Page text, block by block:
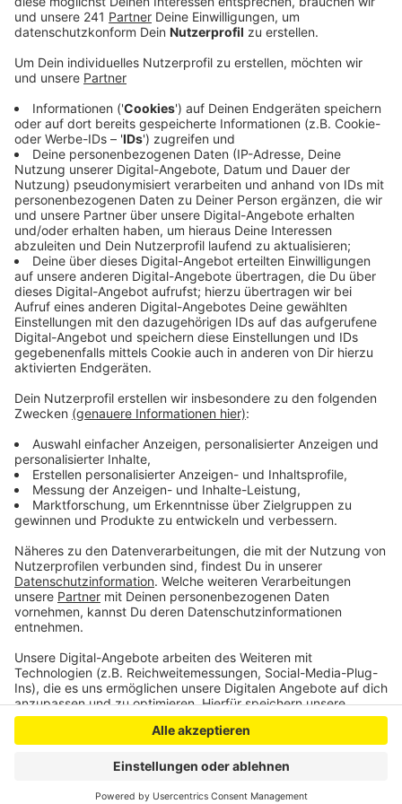
Anzeige
Anzeige
Gleichzeitig sehen vor allem junge Frauen in
geschlechtergerechter Sprache ein wichtiges Signal
auf dem Weg zu mehr Gleichberechtigung und einem
moderneren Geschlechterverständnis. 44 Prozent aller
Befragten erachten die Diskussion als wichtig und
gerechtfertigt. Zu Dissonanzen komme es eher, wenn
das Gendern zu aggressiv und zu strikt durchgesetzt
werde, ergab eine am Donnerstag veröffentlichte
Untersuchung des Kölner Rheingold-Instituts.
Anzeige
Für die Studie wurden in Kooperation mit der Agentur
Castenow 2000 Jugendliche und junge Erwachsene im
Alter zwischen 16 und 35 Jahren befragt. 46 Personen
im Alter zwischen 14 und 35 Jahren äußerten sich
zudem in tiefenpsychologischen Interviews.
Anzeige
Anzeige